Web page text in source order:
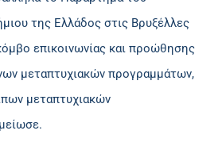
της Ελλάδος στις Βρυξέλλες
επικοινωνίας και προώθησης
μεταπτυχιακών προγραμμάτων,
μεταπτυχιακών